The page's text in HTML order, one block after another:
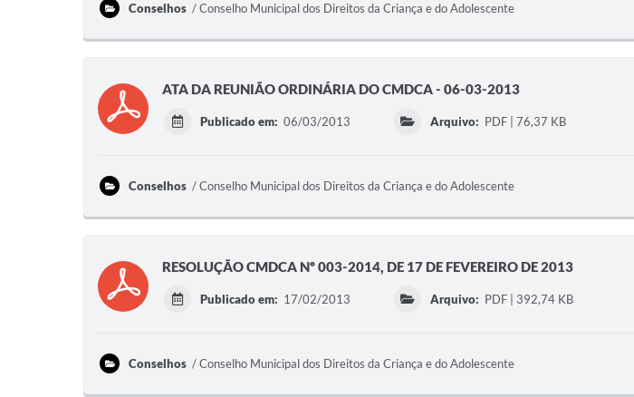
Conselhos Conselho Municipal dos Direitos da Criança e do Adolescente
ATA DA REUNIÃO ORDINÁRIA DO CMDCA - 06-03-2013
Publicado em: 06/03/2013 Arquivo: PDF | 76,37 KB
Conselhos Conselho Municipal dos Direitos da Criança e do Adolescente
RESOLUÇÃO CMDCA Nº 003-2014, DE 17 DE FEVEREIRO DE 2013
Publicado em: 17/02/2013 Arquivo: PDF | 392,74 KB
Conselhos Conselho Municipal dos Direitos da Criança e do Adolescente